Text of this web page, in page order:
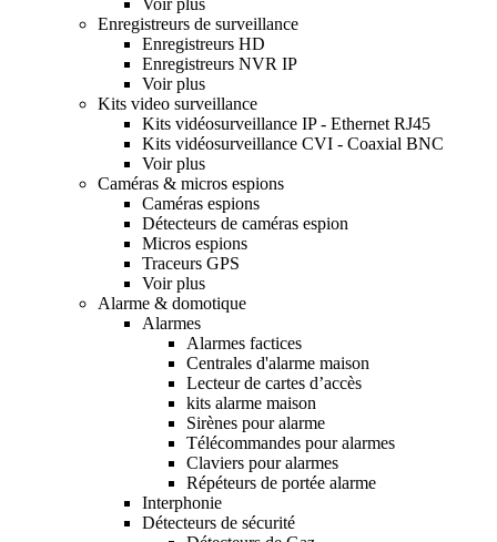
Enregistreurs de surveillance
Enregistreurs HD
Enregistreurs NVR IP
Voir plus
Kits video surveillance
Kits vidéosurveillance IP - Ethernet RJ45
Kits vidéosurveillance CVI - Coaxial BNC
Voir plus
Caméras & micros espions
Caméras espions
Détecteurs de caméras espion
Micros espions
Traceurs GPS
Voir plus
Alarme & domotique
Alarmes
Alarmes factices
Centrales d'alarme maison
Lecteur de cartes d’accès
kits alarme maison
Sirènes pour alarme
Télécommandes pour alarmes
Claviers pour alarmes
Répéteurs de portée alarme
Interphonie
Détecteurs de sécurité